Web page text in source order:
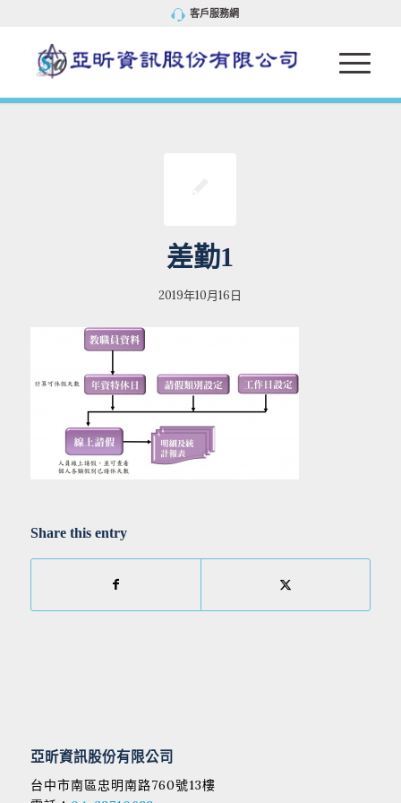
客戶服務網
差勤1
2019年10月16日
Share this entry
亞昕資訊股份有限公司
台中市南區忠明南路760號13樓